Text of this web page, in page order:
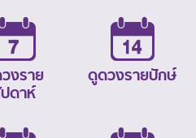
งราย
ดาห์
ดูดวงรายปักษ์